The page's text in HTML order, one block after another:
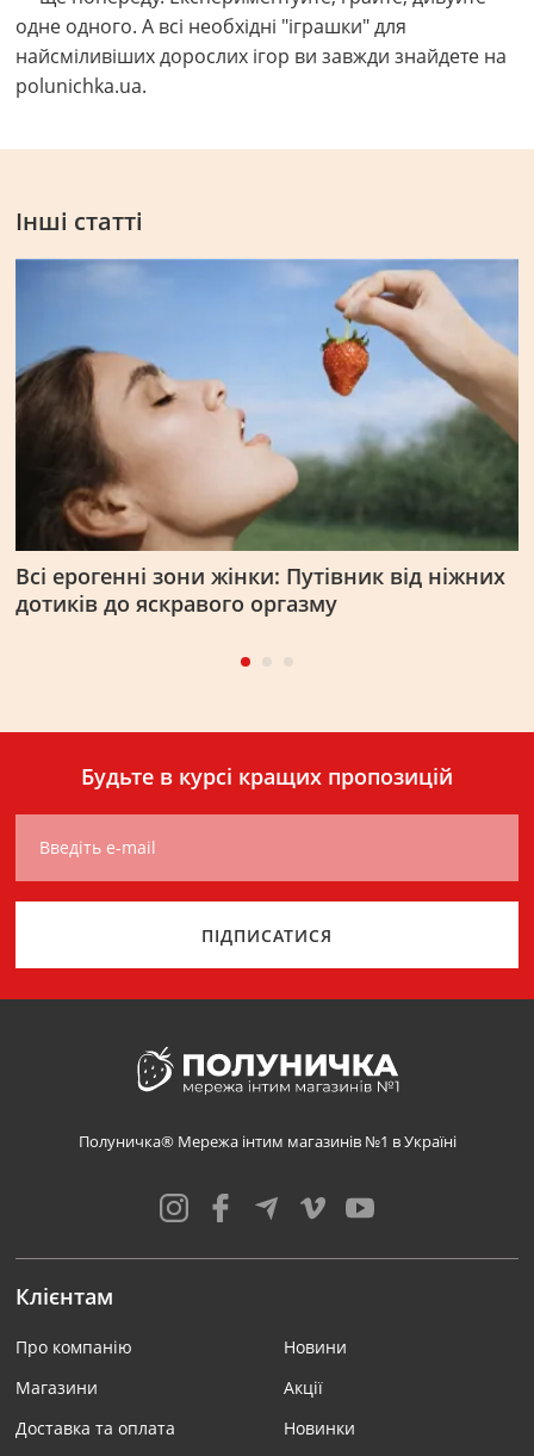
одне одного. А всі необхідні "іграшки" для
найсміливіших дорослих ігор ви завжди знайдете на
polunichka.ua.
Інші статті
Всі ерогенні зони жінки: Путівник від ніжних
дотиків до яскравого оргазму
Будьте в курсі кращих пропозицій
Введіть e-mail
ПІДПИСАТИСЯ
Полуничка® Мережа інтим магазинів №1 в Україні
Клієнтам
Про компанію
Магазини
Доставка та оплата
Новини
Акції
Новинки